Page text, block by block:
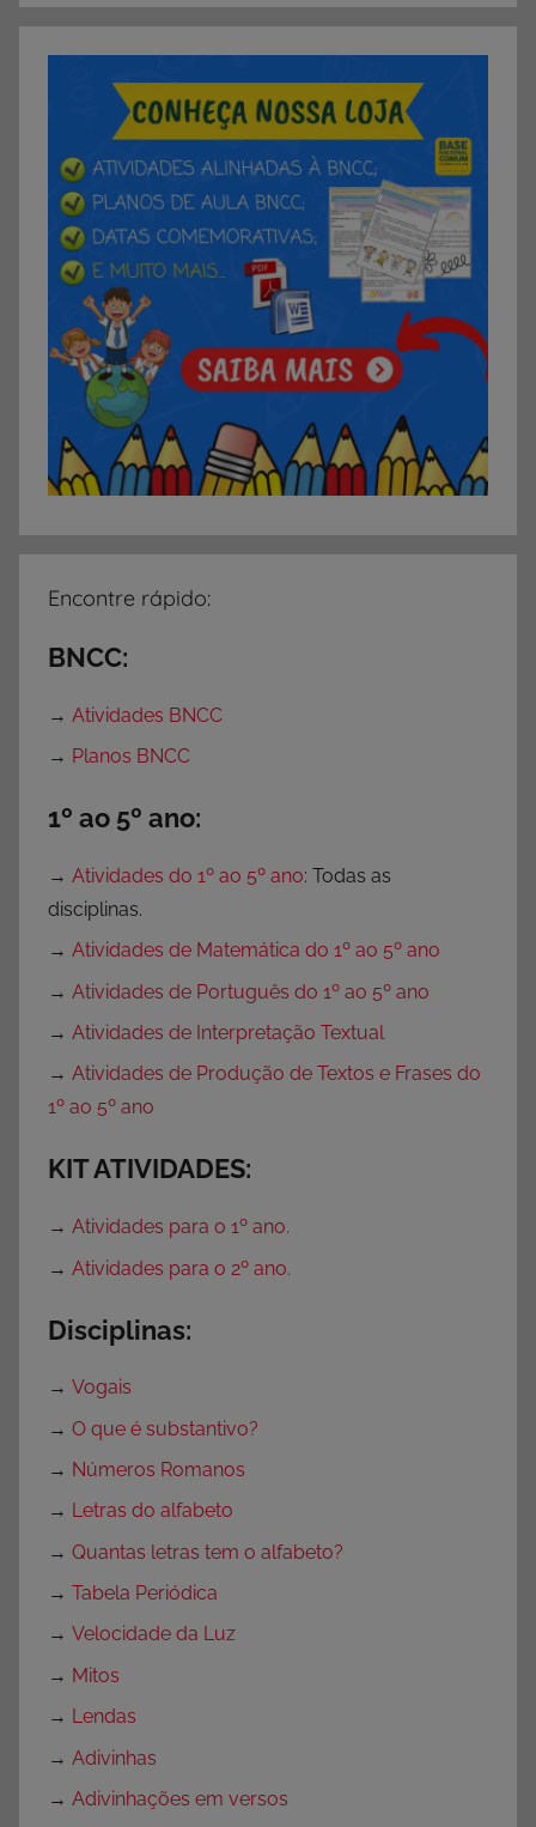
Encontre rápido:
BNCC:
→ Atividades BNCC
→ Planos BNCC
1º ao 5º ano:
→ Atividades do 1º ao 5º ano: Todas as
disciplinas.
→ Atividades de Matemática do 1º ao 5º ano
→ Atividades de Português do 1º ao 5º ano
→ Atividades de Interpretação Textual
→ Atividades de Produção de Textos e Frases do
1º ao 5º ano
KIT ATIVIDADES:
→ Atividades para o 1º ano.
→ Atividades para o 2º ano.
Disciplinas:
→ Vogais
→ O que é substantivo?
→ Números Romanos
→ Letras do alfabeto
→ Quantas letras tem o alfabeto?
→ Tabela Periódica
→ Velocidade da Luz
→ Mitos
→ Lendas
→ Adivinhas
→ Adivinhações em versos